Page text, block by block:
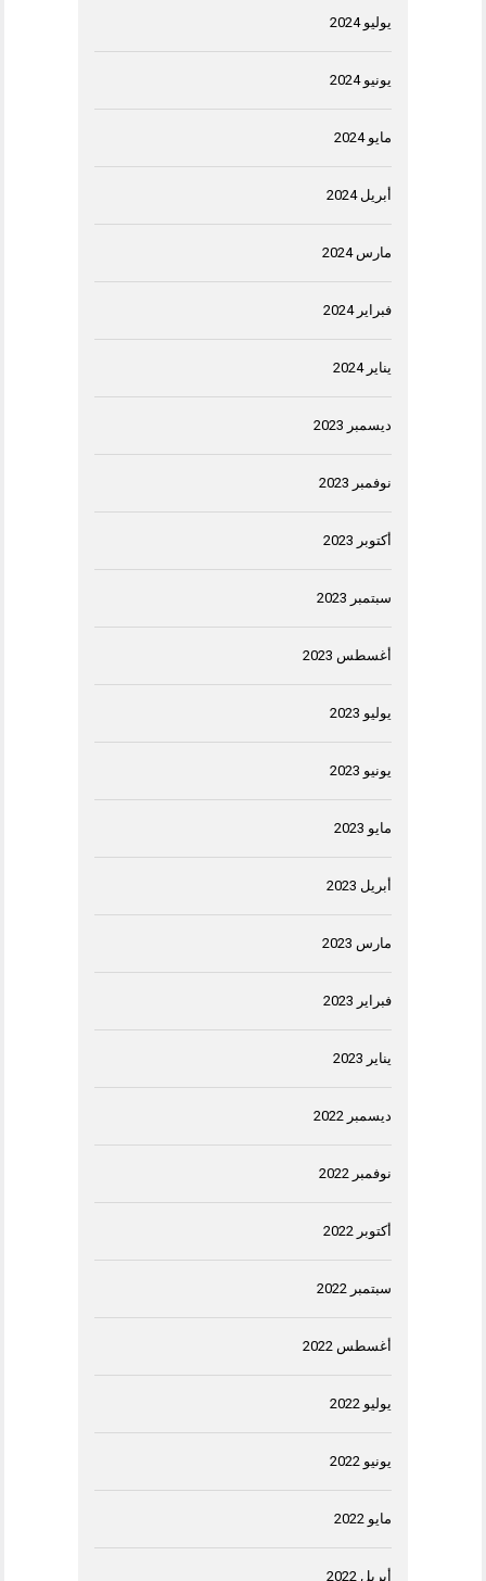
يوليو 2024
يونيو 2024
مايو 2024
أبريل 2024
مارس 2024
فبراير 2024
يناير 2024
ديسمبر 2023
نوفمبر 2023
أكتوبر 2023
سبتمبر 2023
أغسطس 2023
يوليو 2023
يونيو 2023
مايو 2023
أبريل 2023
مارس 2023
فبراير 2023
يناير 2023
ديسمبر 2022
نوفمبر 2022
أكتوبر 2022
سبتمبر 2022
أغسطس 2022
يوليو 2022
يونيو 2022
مايو 2022
أبريل 2022